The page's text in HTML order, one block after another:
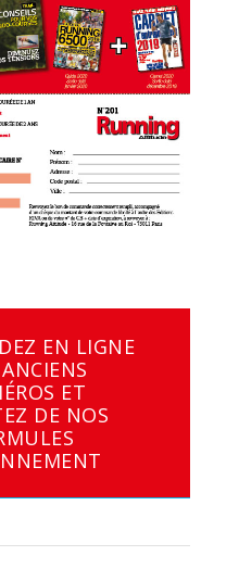
EN LIGNE
ET
DE NOS